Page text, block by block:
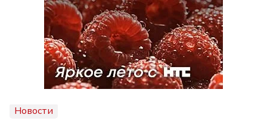
Новости